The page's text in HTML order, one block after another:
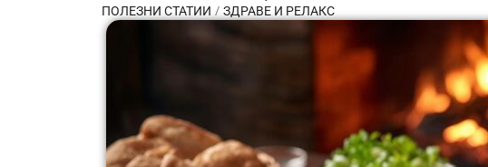
ПОЛЕЗНИ СТАТИИ / ЗДРАВЕ И РЕЛАКС